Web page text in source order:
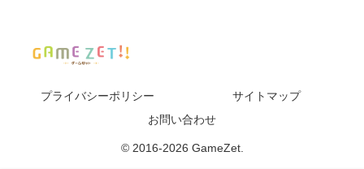
プライバシーポリシー
サイトマップ
お問い合わせ
© 2016-2026 GameZet.